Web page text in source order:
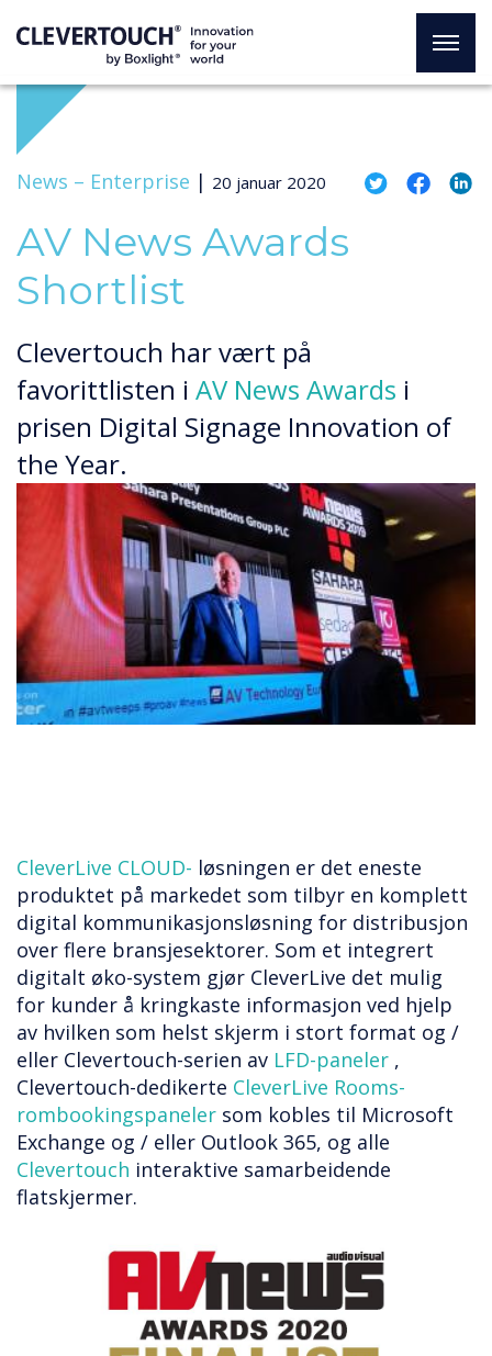
News – Enterprise | 20 januar 2020
AV News Awards
Shortlist
Clevertouch har vært på
favorittlisten i AV News Awards i
prisen Digital Signage Innovation of
the Year.
CleverLive CLOUD- løsningen er det eneste
produktet på markedet som tilbyr en komplett
digital kommunikasjonsløsning for distribusjon
over flere bransjesektorer. Som et integrert
digitalt øko-system gjør CleverLive det mulig
for kunder å kringkaste informasjon ved hjelp
av hvilken som helst skjerm i stort format og /
eller Clevertouch-serien av LFD-paneler ,
Clevertouch-dedikerte CleverLive Rooms-
rombookingspaneler som kobles til Microsoft
Exchange og / eller Outlook 365, og alle
Clevertouch interaktive samarbeidende
flatskjermer.